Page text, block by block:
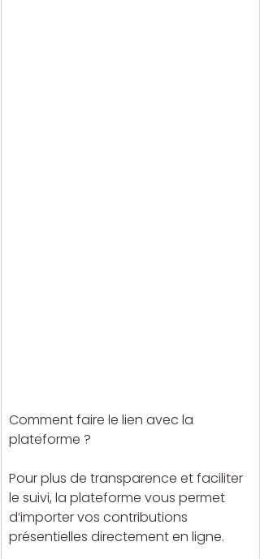
Comment faire le lien avec la
plateforme ?
Pour plus de transparence et faciliter
le suivi, la plateforme vous permet
d’importer vos contributions
présentielles directement en ligne.